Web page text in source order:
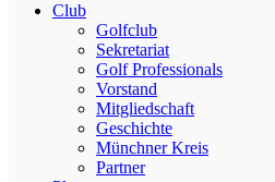
Club
Golfclub
Sekretariat
Golf Professionals
Vorstand
Mitgliedschaft
Geschichte
Münchner Kreis
Partner